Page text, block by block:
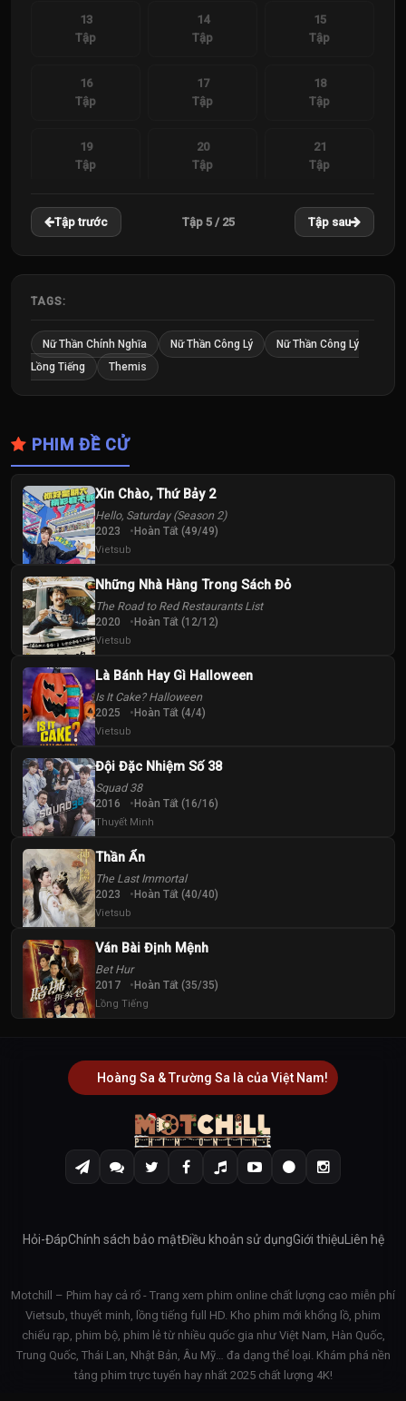
13
Tập
14
Tập
15
Tập
16
Tập
17
Tập
18
Tập
19
Tập
20
Tập
21
Tập
22
Tập
Tập
24
Tập
25
Tập trước Tập 5 / 25 Tập sau
TAGS:
Nữ Thần Chính Nghĩa Nữ Thần Công Lý
Nữ Thần Công Lý
Lồng Tiếng
Themis
PHIM ĐỀ CỬ
Xin Chào, Thứ Bảy 2
Hello, Saturday (Season 2)
2023 Hoàn Tất (49/49)
Vietsub
Những Nhà Hàng Trong Sách Đỏ
The Road to Red Restaurants List
2020 Hoàn Tất (12/12)
Vietsub
Là Bánh Hay Gì Halloween
Is It Cake? Halloween
2025 Hoàn Tất (4/4)
Vietsub
Đội Đặc Nhiệm Số 38
Squad 38
2016 Hoàn Tất (16/16)
Thuyết Minh
Thần Ẩn
The Last Immortal
2023 Hoàn Tất (40/40)
Vietsub
Ván Bài Định Mệnh
Bet Hur
2017 Hoàn Tất (35/35)
Lồng Tiếng
Hoàng Sa & Trường Sa là của Việt Nam!
Hỏi-ĐápChính sách bảo mậtĐiều khoản sử dụngGiới thiệu Liên hệ
Motchill – Phim hay cả rổ - Trang xem phim online chất lượng cao miễn phí
Vietsub, thuyết minh, lồng tiếng full HD. Kho phim mới khổng lồ, phim
chiếu rạp, phim bộ, phim lẻ từ nhiều quốc gia như Việt Nam, Hàn Quốc,
Trung Quốc, Thái Lan, Nhật Bản, Âu Mỹ… đa dạng thể loại. Khám phá nền
tảng phim trực tuyến hay nhất 2025 chất lượng 4K!